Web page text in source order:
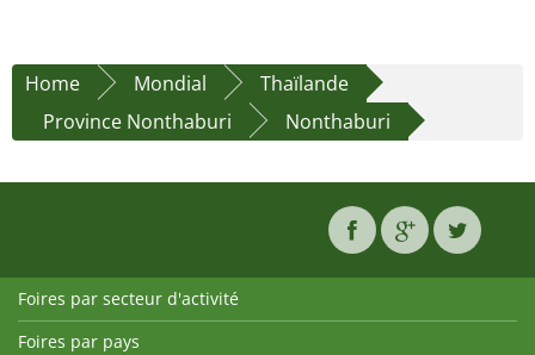
Home Mondial
Thaïlande
Province Nonthaburi
Nonthaburi
Foires par secteur d'activité
Foires par pays